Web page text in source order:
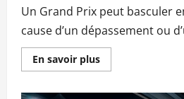
Un Grand Prix peut basculer
cause d’un dépassement ou
En savoir plusRead
more